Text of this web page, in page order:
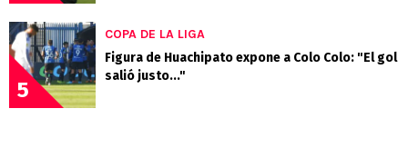
5
COPA DE LA LIGA
Figura de Huachipato expone a Colo Colo: "El gol
salió justo..."